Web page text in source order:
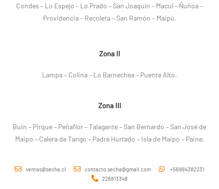
Condes – Lo Espejo – Lo Prado – San Joaquín – Macul – Ñuñoa –
Providencia – Recoleta – San Ramón – Maipú.
Zona II
Lampa – Colina – Lo Barnechea – Puente Alto.
Zona III
Buin – Pirque – Peñaflor – Talagante – San Bernardo – San José de
Maipo – Calera de Tango – Padre Hurtado – Isla de Maipo – Paine.
ventas@secha.cl contacto.secha@gmail.com
+56994382231
226813348